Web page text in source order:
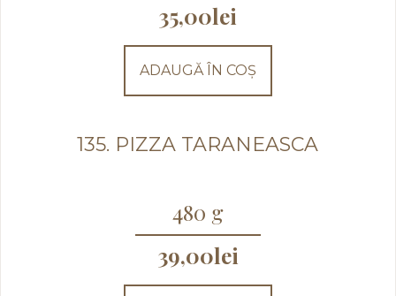
35,00lei
ADAUGĂ ÎN COȘ
135. PIZZA TARANEASCA
480 g
39,00lei